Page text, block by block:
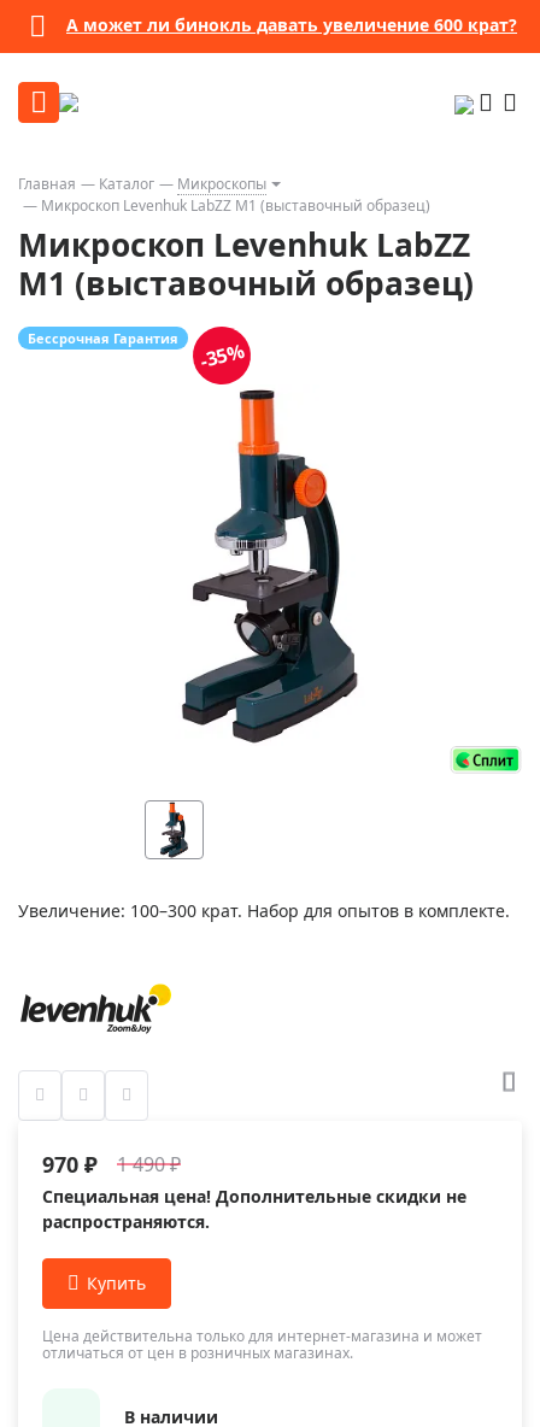
А может ли бинокль давать увеличение 600 крат?
Главная Каталог
Микроскопы
Микроскоп Levenhuk LabZZ M1 (выставочный образец)
Микроскоп Levenhuk LabZZ
M1 (выставочный образец)
Бессрочная Гарантия -35%
Увеличение: 100–300 крат. Набор для опытов в комплекте.
970 ₽ 1 490 ₽
Специальная цена! Дополнительные скидки не
распространяются.
Цена действительна только для интернет-магазина и может
отличаться от цен в розничных магазинах.
В наличии